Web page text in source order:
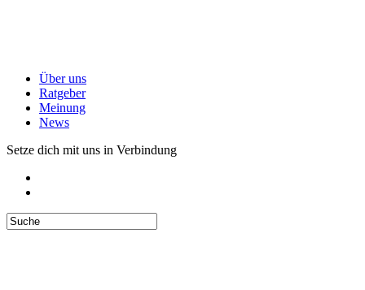
Über uns
Ratgeber
Meinung
News
Setze dich mit uns in Verbindung